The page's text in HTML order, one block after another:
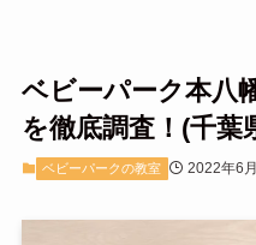
ベビーパーク本八
を徹底調査！(千葉
ベビーパークの教室 2022年6